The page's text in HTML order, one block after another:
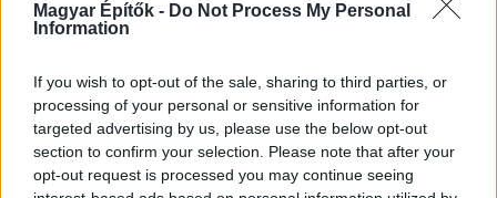
Magyar Építők - Do Not Process My Personal
Information
If you wish to opt-out of the sale, sharing to third parties, or
processing of your personal or sensitive information for
targeted advertising by us, please use the below opt-out
section to confirm your selection. Please note that after your
opt-out request is processed you may continue seeing
E-mail cím
Feliratkozom a hírlevélre és elfogadom azadatvédelmi
szabályzatot!
FELIRATKOZÁS